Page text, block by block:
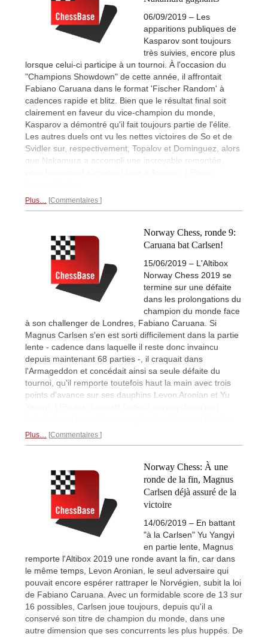
06/09/2019 – Les
apparitions publiques de
Kasparov sont toujours
très suivies, encore plus
lorsque celui-ci participe à un tournoi. À l'occasion du
"Champions Showdown" de cette année, il affrontait
Fabiano Caruana dans le format 'Fischer Random' à
cadences rapide et blitz. Bien que le résultat final soit
clairement en faveur du vice-champion du monde,
Kasparov a démontré qu'il fait toujours partie de l'élite.
Les autres duels ont vu les nettes victoires de So et de
Svidler sur, respectivement, Topalov et Dominguez, alors
que Nakamura a accompli une incroyable remontée,
Plus… Commentaires
Norway Chess, ronde 9:
Caruana bat Carlsen!
15/06/2019 – L'Altibox
Norway Chess 2019 se
termine sur une défaite
dans les prolongations du
champion du monde face
à son challenger de Londres, Fabiano Caruana. Si
Magnus Carlsen s'en est sorti difficilement dans la partie
lente - cadence dans laquelle il reste donc invaincu
depuis maintenant 68 parties -, il craquait dans
l'Armageddon et concédait ainsi sa seule défaite du
tournoi, qu'il remporte toutefois haut la main avec trois
points d'avance sur ses dauphins Levon Aronian et Yu
Plus… Commentaires
Norway Chess: À une
ronde de la fin, Magnus
Carlsen déjà assuré de la
victoire
14/06/2019 – En battant
"à la Carlsen" Yu Yangyi
en partie lente, Magnus
remporte l'Altibox 2019 une ronde avant la fin, car dans
le même temps, Levon Aronian, le seul adversaire qui
pouvait encore espérer rattraper le Norvégien, subit la loi
de Fabiano Caruana. Avec un formidable score de 13 sur
16 possibles, Carlsen joue toujours, depuis qu'il a
conservé son titre de champion du monde, dans une
autre dimension que ses concurrents les plus huppés. De